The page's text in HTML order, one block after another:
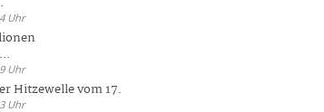
Uhr
Uhr
Hitzewelle vom 17.
Uhr